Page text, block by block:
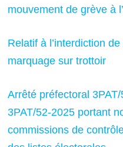
mouvement de grève à
Relatif à l’interdiction
marquage sur trottoir
Arrêté préfectoral
3PAT/52-2025 portant
commissions de